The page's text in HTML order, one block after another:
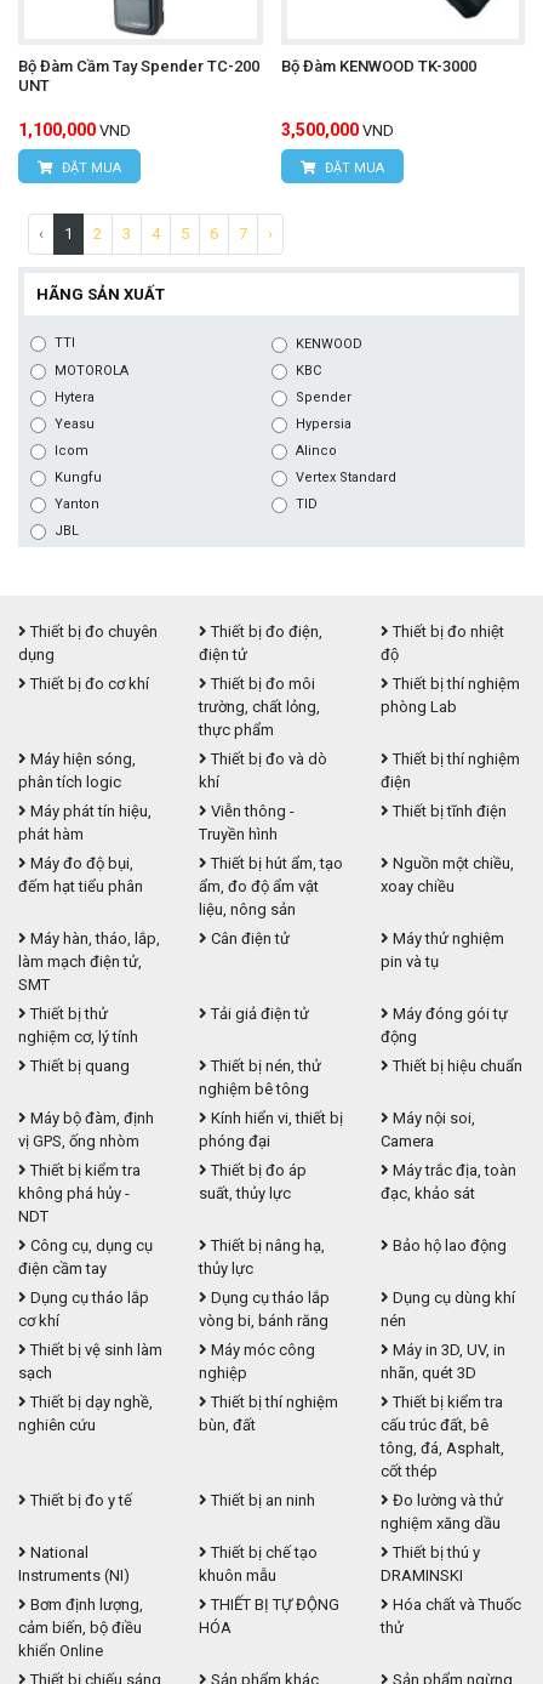
Bộ Đàm Cầm Tay Spender TC-200
UNT
1,100,000 VND
ĐẶT MUA
Bộ Đàm KENWOOD TK-3000
3,500,000 VND
ĐẶT MUA
‹ 1 2 3 4 5 6 7 ›
HÃNG SẢN XUẤT
TTI
KENWOOD
MOTOROLA
KBC
Hytera
Spender
Yeasu
Hypersia
Icom
Alinco
Kungfu
Vertex Standard
Yanton
TID
JBL
Thiết bị đo chuyên
dụng
Thiết bị đo điện,
điện tử
Thiết bị đo nhiệt
độ
Thiết bị đo cơ khí
Thiết bị đo môi
trường, chất lỏng,
thực phẩm
Thiết bị thí nghiệm
phòng Lab
Máy hiện sóng,
phân tích logic
Thiết bị đo và dò
khí
Thiết bị thí nghiệm
điện
Máy phát tín hiệu,
phát hàm
Viễn thông -
Truyền hình
Thiết bị tĩnh điện
Máy đo độ bụi,
đếm hạt tiểu phân
Thiết bị hút ẩm, tạo
ẩm, đo độ ẩm vật
liệu, nông sản
Nguồn một chiều,
xoay chiều
Máy hàn, tháo, lắp,
làm mạch điện tử,
SMT
Cân điện tử
Máy thử nghiệm
pin và tụ
Thiết bị thử
nghiệm cơ, lý tính
Tải giả điện tử
Máy đóng gói tự
động
Thiết bị quang
Thiết bị nén, thử
nghiệm bê tông
Thiết bị hiệu chuẩn
Máy bộ đàm, định
vị GPS, ống nhòm
Kính hiển vi, thiết bị
phóng đại
Máy nội soi,
Camera
Thiết bị kiểm tra
không phá hủy -
NDT
Thiết bị đo áp
suất, thủy lực
Máy trắc địa, toàn
đạc, khảo sát
Công cụ, dụng cụ
điện cầm tay
Thiết bị nâng hạ,
thủy lực
Bảo hộ lao động
Dụng cụ tháo lắp
cơ khí
Dụng cụ tháo lắp
vòng bi, bánh răng
Dụng cụ dùng khí
nén
Thiết bị vệ sinh làm
sạch
Máy móc công
nghiệp
Máy in 3D, UV, in
nhãn, quét 3D
Thiết bị dạy nghề,
nghiên cứu
Thiết bị thí nghiệm
bùn, đất
Thiết bị kiểm tra
cấu trúc đất, bê
tông, đá, Asphalt,
cốt thép
Thiết bị đo y tế
Thiết bị an ninh
Đo lường và thử
nghiệm xăng dầu
National
Instruments (NI)
Thiết bị chế tạo
khuôn mẫu
Thiết bị thú y
DRAMINSKI
Bơm định lượng,
cảm biến, bộ điều
khiển Online
THIẾT BỊ TỰ ĐỘNG
HÓA
Hóa chất và Thuốc
thử
Thiết bị chiếu sáng
Sản phẩm khác
Sản phẩm ngừng